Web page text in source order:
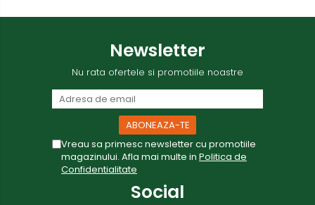
Newsletter
Nu rata ofertele si promotiile noastre
Vreau sa primesc newsletter cu promotiile
magazinului. Afla mai multe in Politica de
Confidentialitate
Social